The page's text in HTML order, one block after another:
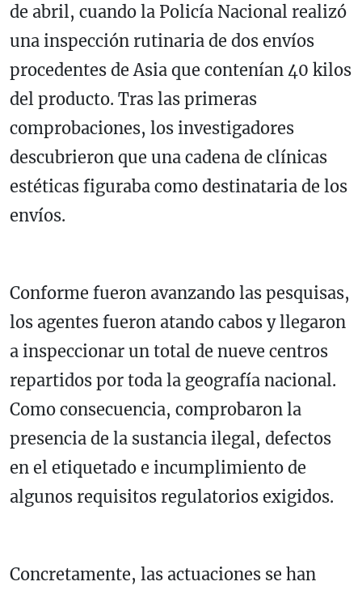
de abril, cuando la Policía Nacional realizó
una inspección rutinaria de dos envíos
procedentes de Asia que contenían 40 kilos
del producto. Tras las primeras
comprobaciones, los investigadores
descubrieron que una cadena de clínicas
estéticas figuraba como destinataria de los
envíos.
Conforme fueron avanzando las pesquisas,
los agentes fueron atando cabos y llegaron
a inspeccionar un total de nueve centros
repartidos por toda la geografía nacional.
Como consecuencia, comprobaron la
presencia de la sustancia ilegal, defectos
en el etiquetado e incumplimiento de
algunos requisitos regulatorios exigidos.
Concretamente, las actuaciones se han